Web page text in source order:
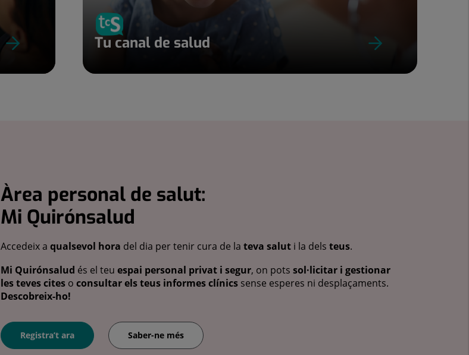
Tu canal de salud
Àrea personal de salut:
Mi Quirónsalud
Accedeix a qualsevol hora del dia per tenir cura de la teva salut i la dels teus.
Mi Quirónsalud és el teu espai personal privat i segur, on pots sol·licitar i gestionar
les teves cites o consultar els teus informes clínics sense esperes ni desplaçaments.
Descobreix-ho!
Registra’t ara Saber-ne més